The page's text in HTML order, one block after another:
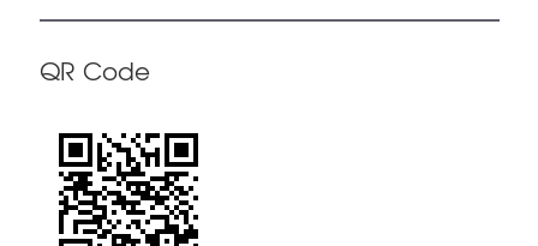
QR Code